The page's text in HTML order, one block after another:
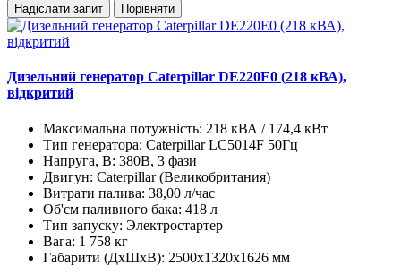
Надіслати запит Порівняти
Дизельний генератор Caterpillar DE220E0 (218 кВА),
відкритий
Максимальна потужність: 218 кВА / 174,4 кВт
Тип генератора: Caterpillar LC5014F 50Гц
Напруга, В: 380В, 3 фази
Двигун: Caterpillar (Великобритания)
Витрати палива: 38,00 л/час
Об'єм паливного бака: 418 л
Тип запуску: Электростартер
Вага: 1 758 кг
Габарити (ДхШхВ): 2500х1320х1626 мм